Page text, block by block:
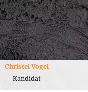
Christel Vogel
Kandidat